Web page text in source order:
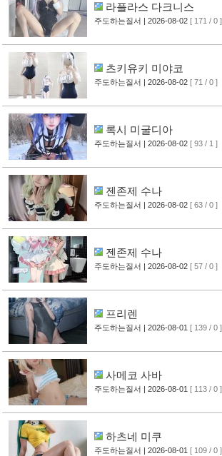
라플라스 다크니스
주도하는질서 | 2026-08-02 [ 171 / 0 ]
츠키유키 미야코
주도하는질서 | 2026-08-02 [ 71 / 0 ]
록시 미굴디아
주도하는질서 | 2026-08-02 [ 93 / 1 ]
젠존제 수나
주도하는질서 | 2026-08-02 [ 63 / 0 ]
젠존제 수나
주도하는질서 | 2026-08-02 [ 57 / 0 ]
프리렌
주도하는질서 | 2026-08-01 [ 139 / 0 ]
사메코 사바
주도하는질서 | 2026-08-01 [ 113 / 0 ]
하츠네 미쿠
주도하는질서 | 2026-08-01 [ 109 / 0 ]